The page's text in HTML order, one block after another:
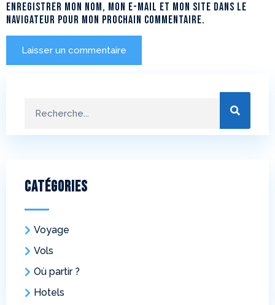
Enregistrer mon nom, mon e-mail et mon site dans le
navigateur pour mon prochain commentaire.
Catégories
Voyage
Vols
Où partir ?
Hotels